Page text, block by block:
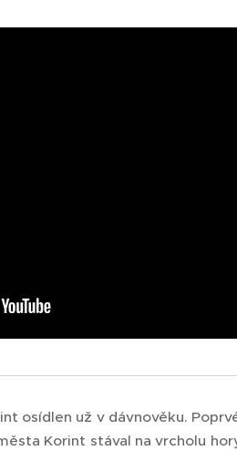
osídlen už v dávnověku.
Korint stával na vrcholu